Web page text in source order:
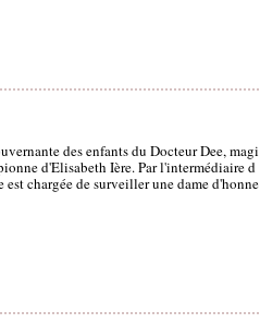
des enfants du Docteur Dee, magi
d'Elisabeth Ière. Par l'intermédiaire d
chargée de surveiller une dame d'honne